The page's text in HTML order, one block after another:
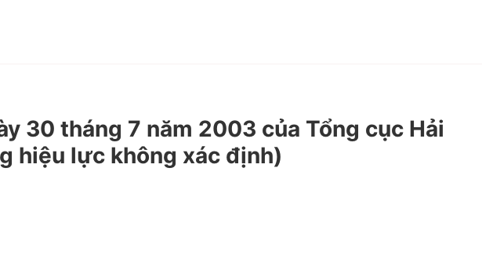
30 tháng 7 năm 2003 của Tổng cục Hải
hiệu lực không xác định)